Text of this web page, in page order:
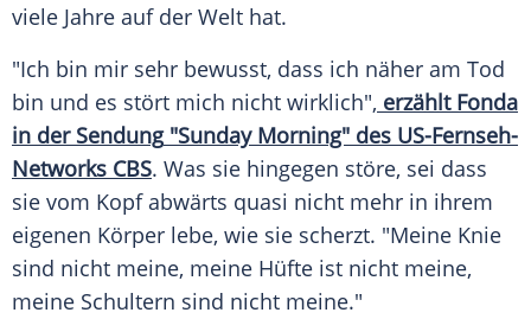
viele Jahre auf der Welt hat.
"Ich bin mir sehr bewusst, dass ich näher am Tod
bin und es stört mich nicht wirklich", erzählt Fonda
in der Sendung"Sunday Morning" des US-Fernseh-
Networks CBS. Was sie hingegen störe, sei dass
sie vom Kopf abwärts quasi nicht mehr in ihrem
eigenen Körper lebe, wie sie scherzt. "Meine Knie
sind nicht meine, meine Hüfte ist nicht meine,
meine Schultern sind nicht meine."